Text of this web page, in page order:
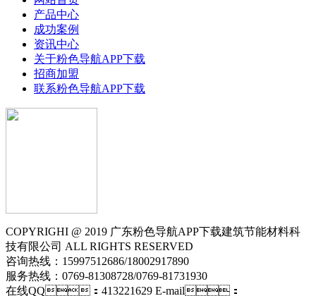
产品中心
成功案例
资讯中心
关于粉色导航APP下载
招商加盟
联系粉色导航APP下载
COPYRIGHI @ 2019 广东粉色导航APP下载建筑节能材料科
技有限公司 ALL RIGHTS RESERVED
咨询热线：15997512686/18002917890
服务热线：0769-81308728/0769-81731930
在线QQ：413221629 E-mail：